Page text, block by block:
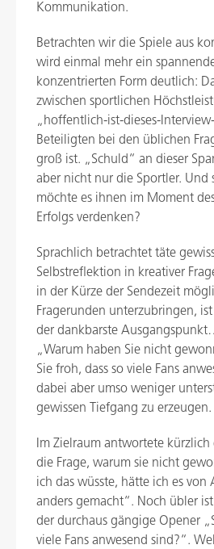
Kommunikation.
Betrachten wir die Spiele aus
wird einmal mehr ein
konzentrierten Form deutlich:
zwischen sportlichen
„hoffentlich-ist-dieses-
Beteiligten bei den üblichen
groß ist. „Schuld“ an dieser
aber nicht nur die Sportler. Und
möchte es ihnen im Moment
Erfolgs verdenken?
Sprachlich betrachtet täte
Selbstreflektion in kreativer
in der Kürze der Sendezeit
Fragerunden unterzubringen,
der dankbarste
„Warum haben Sie nicht
Sie froh, dass so viele Fans
dabei aber umso weniger
gewissen Tiefgang zu erzeugen.
Im Zielraum antwortete kürzlich
die Frage, warum sie nicht
ich das wüsste, hätte ich es von
anders gemacht“. Noch übler
der durchaus gängige Opener
viele Fans anwesend sind?“.